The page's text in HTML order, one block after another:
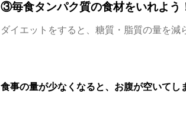
③毎食タンパク質の食材をいれよう
ダイエットをすると、糖質・脂質の量を
食事の量が少なくなると、お腹が空いて